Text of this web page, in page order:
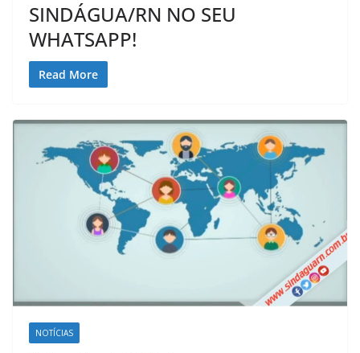
SINDÁGUA/RN NO SEU
WHATSAPP!
Read More
NOTÍCIAS